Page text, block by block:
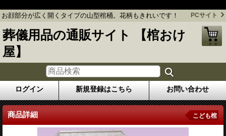
お顔部分が広く開くタイプの山型棺桶。花柄もきれいです！ PCサイト
葬儀用品の通販サイト 【棺おけ
屋】
ログイン 新規登録はこちら お問い合わせ
商品詳細 こども棺